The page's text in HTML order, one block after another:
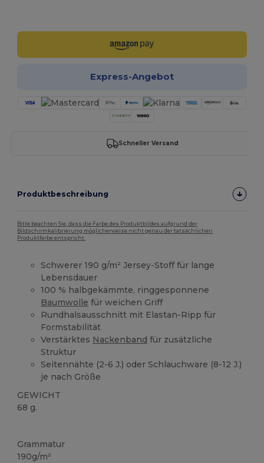
Express-Angebot
Schneller Versand
Produktbeschreibung
Bitte beachten Sie, dass die Farbe des Produktbildes aufgrund der
Bildschirmkalibrierung möglicherweise nicht genau der tatsächlichen
Produktfarbe entspricht.
Schwerer 190 g/m² Jersey-Stoff für lange
Lebensdauer
100 % halbgekämmte, ringgesponnene
Baumwolle für weichen Griff
Rundhalsausschnitt mit Elastan-Ripp für
Formstabilität
Verstärktes Nackenband für zusätzliche
Struktur
Seitennähte (2-6 J.) oder Schlauchware (8-12 J.)
je nach Größe
GEWICHT
68 g.
Grammatur
190g/m²